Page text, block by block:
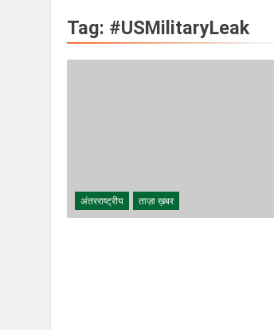
खेल
IMD
Tag: #USMilitaryLeak
अंतरराष्ट्रीय ताज़ा ख़बर